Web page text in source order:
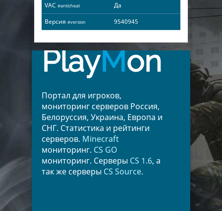
VAC #anticheat
Да
Версия #version 9540945
PlayMon
Портал для игроков,
мониторинг серверов Россия,
Белоруссия, Украина, Европа и
СНГ. Статистика и рейтинги
серверов. Minecraft
мониторинг. CS GO
мониторинг. Серверы CS 1.6, а
так же серверы CS Source.